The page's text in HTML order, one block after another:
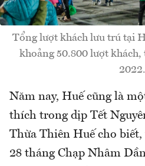
Tổng lượt khách lưu trú tại
khoảng 50.800 lượt khách,
2022.
Năm nay, Huế cũng là
thích trong dịp Tết
Thừa Thiên Huế cho biết,
28 tháng Chạp Nhâm